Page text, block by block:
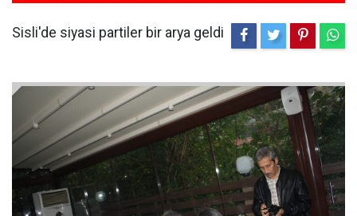
Sisli'de siyasi partiler bir arya geldi